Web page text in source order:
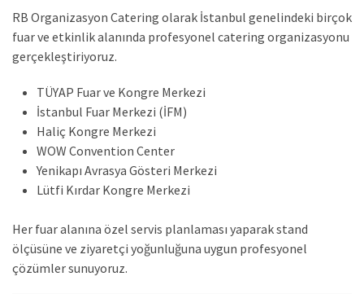
RB Organizasyon Catering olarak İstanbul genelindeki birçok
fuar ve etkinlik alanında profesyonel catering organizasyonu
gerçekleştiriyoruz.
TÜYAP Fuar ve Kongre Merkezi
İstanbul Fuar Merkezi (İFM)
Haliç Kongre Merkezi
WOW Convention Center
Yenikapı Avrasya Gösteri Merkezi
Lütfi Kırdar Kongre Merkezi
Her fuar alanına özel servis planlaması yaparak stand
ölçüsüne ve ziyaretçi yoğunluğuna uygun profesyonel
çözümler sunuyoruz.